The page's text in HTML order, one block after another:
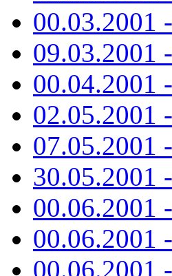
00.03.2001
09.03.2001
00.04.2001
02.05.2001
07.05.2001
30.05.2001
00.06.2001
00.06.2001
00.06.2001